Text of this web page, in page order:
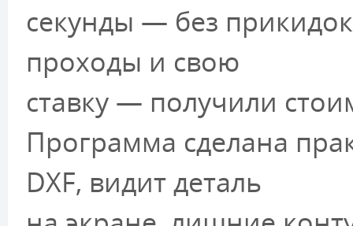
секунды — без
проходы и свою
ставку — получили
Программа сделана
DXF, видит деталь